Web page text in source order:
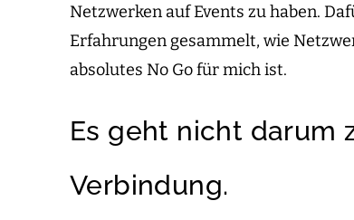
Netzwerken auf Events zu haben.
Erfahrungen gesammelt, wie
absolutes No Go für mich ist.
Es geht nicht darum
Verbindung.